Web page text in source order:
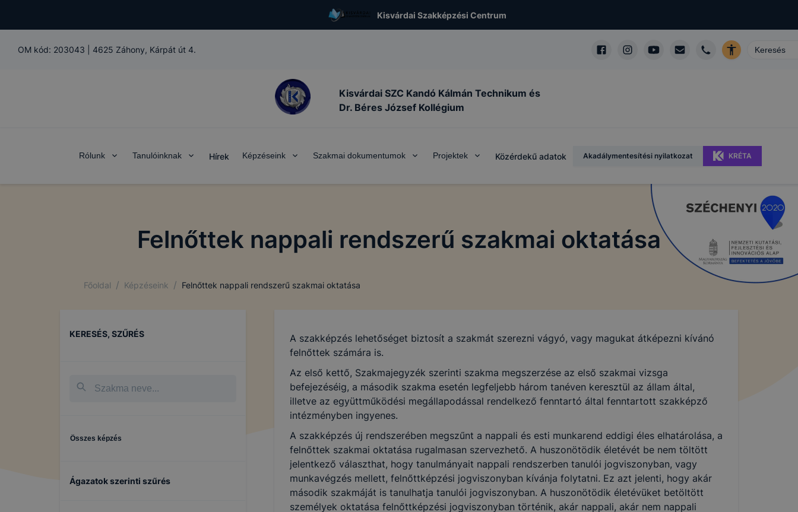
Kisvárdai Szakképzési Centrum
OM kód: 203043 4625 Záhony, Kárpát út 4.
Kisvárdai SZC Kandó Kálmán Technikum és
Dr. Béres József Kollégium
Rólunk Tanulóinknak Hírek Képzéseink Szakmai dokumentumok Projektek Közérdekű adatok Akadálymentesítési nyilatkozat KRÉTA
Felnőttek nappali rendszerű szakmai oktatása
Főoldal / Képzéseink / Felnőttek nappali rendszerű szakmai oktatása
KERESÉS, SZŰRÉS
Összes képzés
Ágazatok szerinti szűrés
A szakképzés lehetőséget biztosít a szakmát szerezni vágyó, vagy magukat átképezni kívánó
felnőttek számára is.
Az első kettő, Szakmajegyzék szerinti szakma megszerzése az első szakmai vizsga
befejezéséig, a második szakma esetén legfeljebb három tanéven keresztül az állam által,
illetve az együttműködési megállapodással rendelkező fenntartó által fenntartott szakképző
intézményben ingyenes.
A szakképzés új rendszerében megszűnt a nappali és esti munkarend eddigi éles elhatárolása, a
felnőttek szakmai oktatása rugalmasan szervezhető. A huszonötödik életévét be nem töltött
jelentkező választhat, hogy tanulmányait nappali rendszerben tanulói jogviszonyban, vagy
munkavégzés mellett, felnőttképzési jogviszonyban kívánja folytatni. Ez azt jelenti, hogy akár
második szakmáját is tanulhatja tanulói jogviszonyban. A huszonötödik életévüket betöltött
személyek oktatása felnőttképzési jogviszonyban történik, akár nappali, akár nem nappali